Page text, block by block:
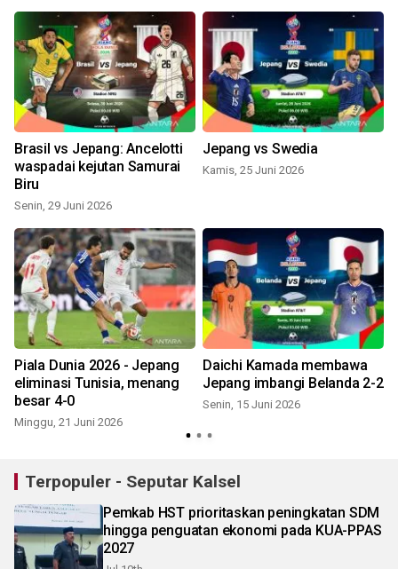
Brasil vs Jepang: Ancelotti
waspadai kejutan Samurai
Biru
Senin, 29 Juni 2026
Jepang vs Swedia
Kamis, 25 Juni 2026
Piala Dunia 2026 - Jepang
eliminasi Tunisia, menang
besar 4-0
Minggu, 21 Juni 2026
Daichi Kamada membawa
Jepang imbangi Belanda 2-2
Senin, 15 Juni 2026
Terpopuler - Seputar Kalsel
Pemkab HST prioritaskan peningkatan SDM
hingga penguatan ekonomi pada KUA-PPAS
2027